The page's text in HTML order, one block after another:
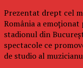
Prezentat drept cel
România a
stadionul din
spectacole ce
de studio al